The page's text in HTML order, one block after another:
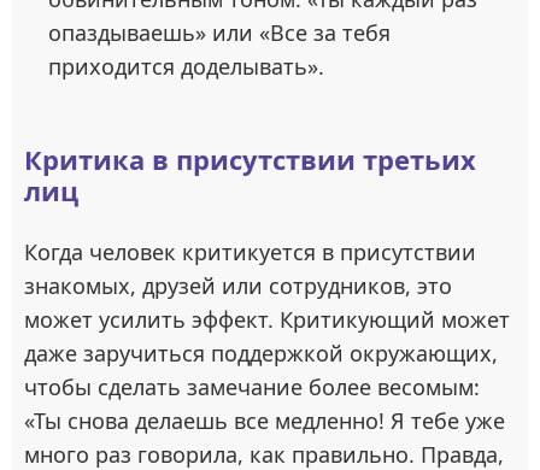
опаздываешь» или «Все за тебя
приходится доделывать».
Критика в присутствии третьих
лиц
Когда человек критикуется в присутствии
знакомых, друзей или сотрудников, это
может усилить эффект. Критикующий может
даже заручиться поддержкой окружающих,
чтобы сделать замечание более весомым:
«Ты снова делаешь все медленно! Я тебе уже
много раз говорила, как правильно. Правда,